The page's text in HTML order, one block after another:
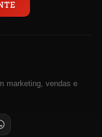
marketing, vendas e